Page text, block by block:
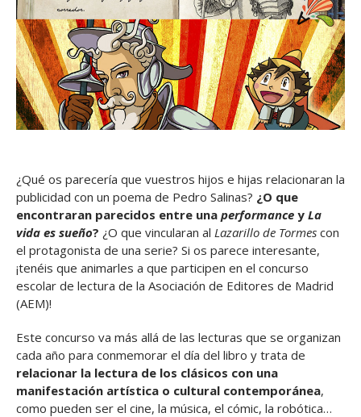
¿Qué os parecería que vuestros hijos e hijas relacionaran la
publicidad con un poema de Pedro Salinas? ¿O que
encontraran parecidos entre una performance y La
vida es sueño? ¿O que vincularan al Lazarillo de Tormes con
el protagonista de una serie? Si os parece interesante,
¡tenéis que animarles a que participen en el concurso
escolar de lectura de la Asociación de Editores de Madrid
(AEM)!
Este concurso va más allá de las lecturas que se organizan
cada año para conmemorar el día del libro y trata de
relacionar la lectura de los clásicos con una
manifestación artística o cultural contemporánea,
como pueden ser el cine, la música, el cómic, la robótica…